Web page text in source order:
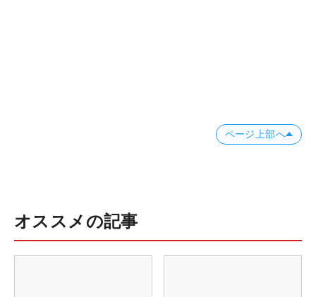
ページ上部へ
オススメの記事